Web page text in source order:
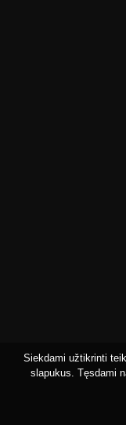
Siekdami užtikrinti
slapukus. Tęsdami